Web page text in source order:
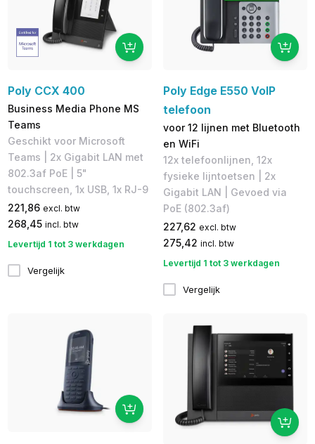
Poly CCX 400
Business Media Phone MS
Teams
Geschikt voor Microsoft
Teams | 2x Gigabit LAN met
802.3af PoE | 5​"
touchscreen, 1x USB, 1x RJ-9
221,86 excl. btw
268,45 incl. btw
Levertijd 1 tot 3 werkdagen
Vergelijk
Poly Edge E550 VoIP
telefoon
voor 12 lijnen met Bluetooth
en WiFi
12x telefoonlijnen, 12x
fysieke lijntoetsen | 2x
Gigabit LAN | Gevoed via
PoE (802.3af)
227,62 excl. btw
275,42 incl. btw
Levertijd 1 tot 3 werkdagen
Vergelijk